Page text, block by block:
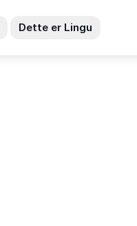
Dette er Lingu